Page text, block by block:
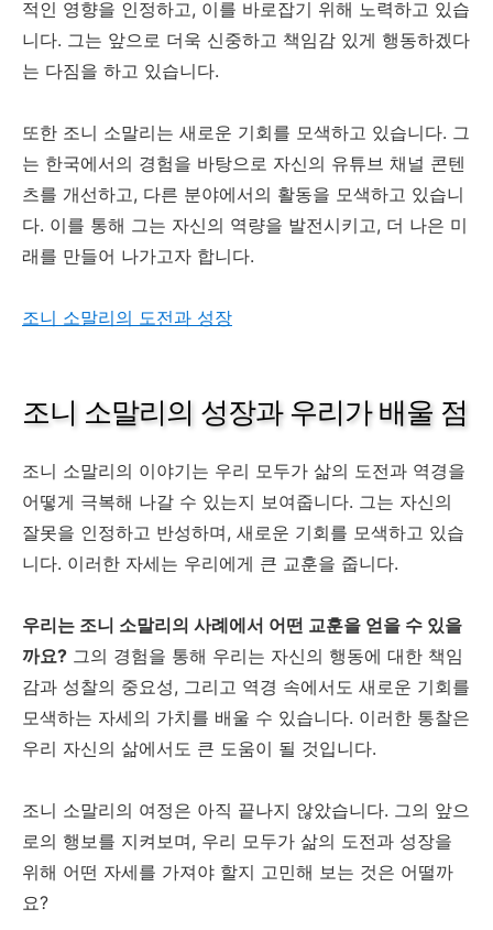
적인 영향을 인정하고, 이를 바로잡기 위해 노력하고 있습
니다. 그는 앞으로 더욱 신중하고 책임감 있게 행동하겠다
는 다짐을 하고 있습니다.
또한 조니 소말리는 새로운 기회를 모색하고 있습니다. 그
는 한국에서의 경험을 바탕으로 자신의 유튜브 채널 콘텐
츠를 개선하고, 다른 분야에서의 활동을 모색하고 있습니
다. 이를 통해 그는 자신의 역량을 발전시키고, 더 나은 미
래를 만들어 나가고자 합니다.
조니 소말리의 도전과 성장
조니 소말리의 성장과 우리가 배울 점
조니 소말리의 이야기는 우리 모두가 삶의 도전과 역경을
어떻게 극복해 나갈 수 있는지 보여줍니다. 그는 자신의
잘못을 인정하고 반성하며, 새로운 기회를 모색하고 있습
니다. 이러한 자세는 우리에게 큰 교훈을 줍니다.
우리는 조니 소말리의 사례에서 어떤 교훈을 얻을 수 있을
까요? 그의 경험을 통해 우리는 자신의 행동에 대한 책임
감과 성찰의 중요성, 그리고 역경 속에서도 새로운 기회를
모색하는 자세의 가치를 배울 수 있습니다. 이러한 통찰은
우리 자신의 삶에서도 큰 도움이 될 것입니다.
조니 소말리의 여정은 아직 끝나지 않았습니다. 그의 앞으
로의 행보를 지켜보며, 우리 모두가 삶의 도전과 성장을
위해 어떤 자세를 가져야 할지 고민해 보는 것은 어떨까
요?